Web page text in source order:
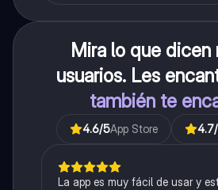
Mira lo que dicen
usuarios. Les
también te
4.6/5App Store 4.7
La app es muy fácil de usar y